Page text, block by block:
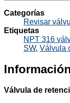
Categorías
Revisar
Etiquetas
NPT 316
SW, Válvula
Válvula de